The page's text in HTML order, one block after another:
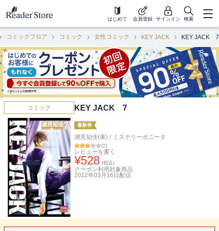
はじめて 会員登録 サインイン 検索
コミックフロア コミック 女性コミック KEY JACK KEY JACK 7
コミック KEY JACK 7
最新巻
潮見知佳(著) / ミステリーボニータ
(2)
レビューを書く
¥528 (税込)
クーポン利用対象商品
2012年03月16日 配信